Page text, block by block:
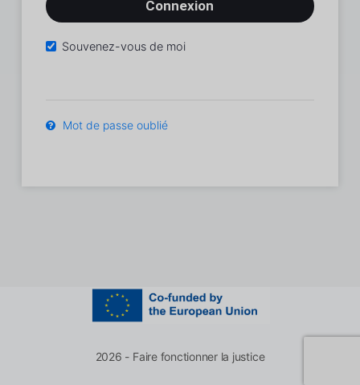
Souvenez-vous de moi
Mot de passe oublié
2026 - Faire fonctionner la justice